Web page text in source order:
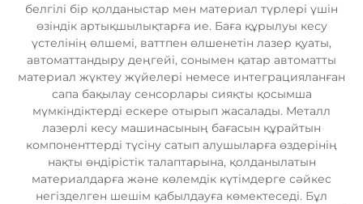
белгілі бір қолданыстар мен материал түрлері үшін
өзіндік артықшылықтарға ие. Баға құрылуы кесу
үстелінің өлшемі, ваттпен өлшенетін лазер қуаты,
автоматтандыру деңгейі, сонымен қатар автоматты
материал жүктеу жүйелері немесе интеграцияланған
сапа бақылау сенсорлары сияқты қосымша
мүмкіндіктерді ескере отырып жасалады. Металл
лазерлі кесу машинасының бағасын құрайтын
компоненттерді түсіну сатып алушыларға өздерінің
нақты өндірістік талаптарына, қолданылатын
материалдарға және көлемдік күтімдерге сәйкес
негізделген шешім қабылдауға көмектеседі. Бұл